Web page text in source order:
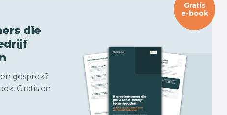
die
gesprek?
Gratis en
Gratis
e-book